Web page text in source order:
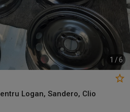
1 /6
Logan, Sandero, Clio